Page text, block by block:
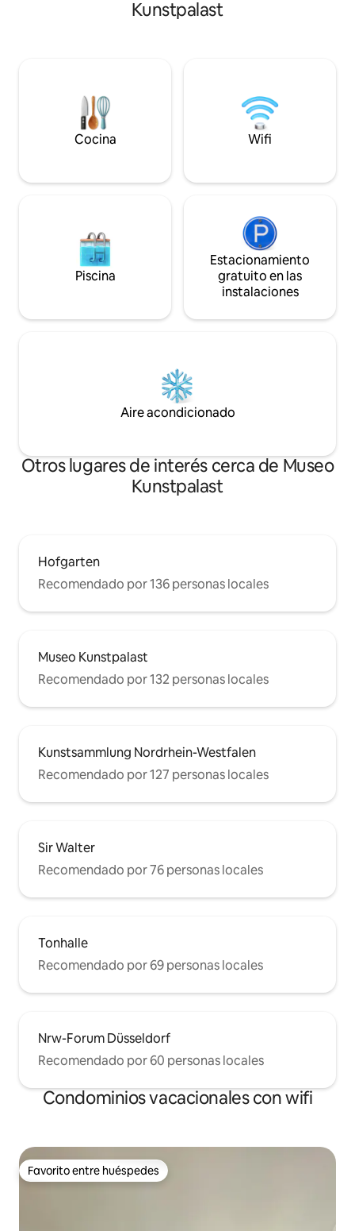
por un aspecto industrial y, gracias a su
Kunstpalast
Cocina Wifi
Piscina
Estacionamiento
gratuito en las
instalaciones
Aire acondicionado
Otros lugares de interés cerca de Museo
Kunstpalast
Hofgarten
Recomendado por 136 personas locales
Museo Kunstpalast
Recomendado por 132 personas locales
Kunstsammlung Nordrhein-Westfalen
Recomendado por 127 personas locales
Sir Walter
Recomendado por 76 personas locales
Tonhalle
Recomendado por 69 personas locales
Nrw-Forum Düsseldorf
Recomendado por 60 personas locales
Condominios vacacionales con wifi
Favorito entre huéspedes
Favorito entre huéspedes